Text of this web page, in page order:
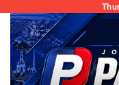
content